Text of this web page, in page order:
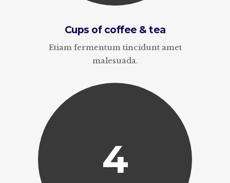
Cups of coffee & tea
Etiam fermentum tincidunt amet
malesuada.
4